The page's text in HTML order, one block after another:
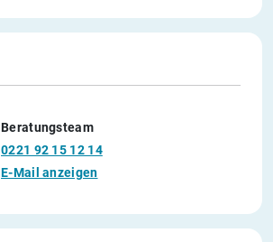
Beratungsteam
0221 92 15 12 14
E-Mail anzeigen